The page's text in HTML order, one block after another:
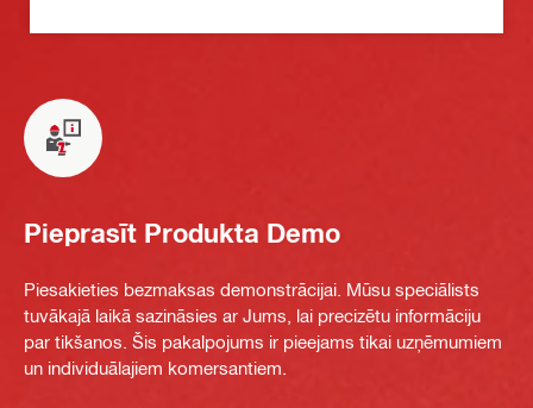
Pieprasīt Produkta Demo
Piesakieties bezmaksas demonstrācijai. Mūsu speciālists
tuvākajā laikā sazināsies ar Jums, lai precizētu informāciju
par tikšanos. Šis pakalpojums ir pieejams tikai uzņēmumiem
un individuālajiem komersantiem.